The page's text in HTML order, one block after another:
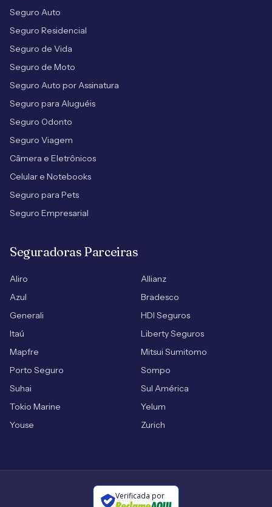
Seguro Auto
Seguro Residencial
Seguro de Vida
Seguro de Moto
Seguro Auto por Assinatura
Seguro para Aluguéis
Seguro Odonto
Seguro Viagem
Câmera e Eletrônicos
Celular e Notebooks
Seguro para Pets
Seguro Empresarial
Seguradoras Parceiras
Aliro
Allianz
Azul
Bradesco
Generali
HDI Seguros
Itaú
Liberty Seguros
Mapfre
Mitsui Sumitomo
Porto Seguro
Sompo
Suhai
Sul América
Tokio Marine
Yelum
Youse
Zurich
Verificada por